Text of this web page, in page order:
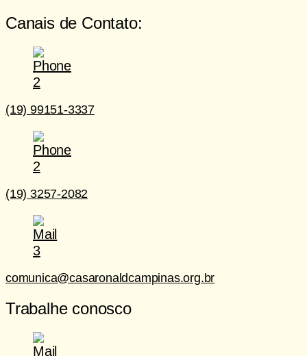
Canais de Contato:
(19) 99151-3337
(19) 3257-2082
comunica@casaronaldcampinas.org.br
Trabalhe conosco